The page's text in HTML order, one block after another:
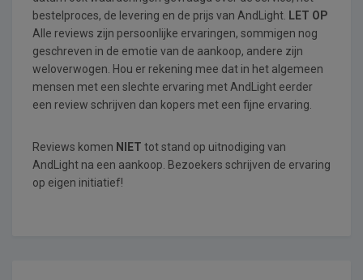
bestelproces, de levering en de prijs van AndLight. LET OP
Alle reviews zijn persoonlijke ervaringen, sommigen nog
geschreven in de emotie van de aankoop, andere zijn
weloverwogen. Hou er rekening mee dat in het algemeen
mensen met een slechte ervaring met AndLight eerder
een review schrijven dan kopers met een fijne ervaring.
Reviews komen NIET tot stand op uitnodiging van
AndLight na een aankoop. Bezoekers schrijven de ervaring
op eigen initiatief!